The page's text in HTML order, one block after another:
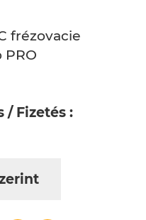
frézovacie
/ Fizetés :